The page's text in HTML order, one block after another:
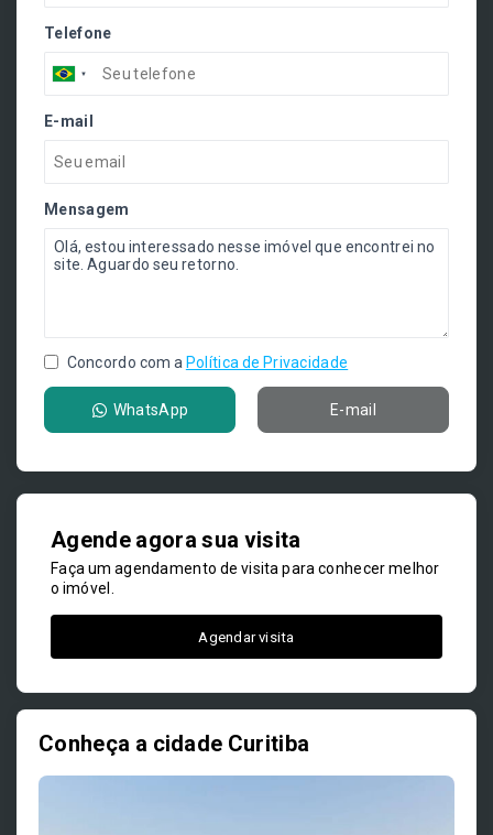
Telefone
E-mail
Mensagem
Concordo com a Política de Privacidade
WhatsApp E-mail
Agende agora sua visita
Faça um agendamento de visita para conhecer melhor
o imóvel.
Agendar visita
Conheça a cidade Curitiba